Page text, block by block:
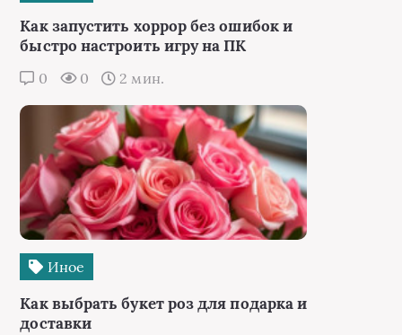
Как запустить хоррор без ошибок и
быстро настроить игру на ПК
0 0 2 мин.
Иное
Как выбрать букет роз для подарка и
доставки